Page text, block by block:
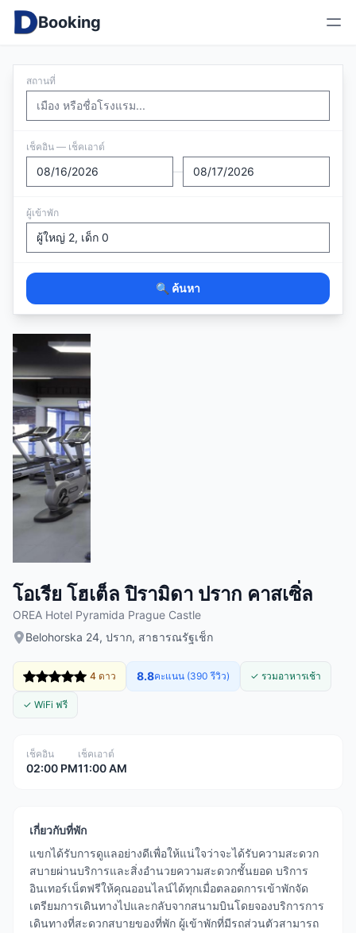
Booking
สถานที่
เช็คอิน — เช็คเอาต์
—
ผู้เข้าพัก
🔍 ค้นหา
โอเรีย โฮเต็ล ปิรามิดา ปราก คาสเซิ่ล
OREA Hotel Pyramida Prague Castle
Belohorska 24, ปราก, สาธารณรัฐเช็ก
4 ดาว 8.8คะแนน (390 รีวิว) ✓ รวมอาหารเช้า
✓ WiFi ฟรี
เช็คอิน
02:00 PM
เช็คเอาต์
11:00 AM
เกี่ยวกับที่พัก
แขกได้รับการดูแลอย่างดีเพื่อให้แน่ใจว่าจะได้รับความสะดวก
สบายผ่านบริการและสิ่งอำนวยความสะดวกชั้นยอด บริการ
อินเทอร์เน็ตฟรีให้คุณออนไลน์ได้ทุกเมื่อตลอดการเข้าพักจัด
เตรียมการเดินทางไปและกลับจากสนามบินโดยจองบริการการ
เดินทางที่สะดวกสบายของที่พัก ผู้เข้าพักที่มีรถส่วนตัวสามารถ